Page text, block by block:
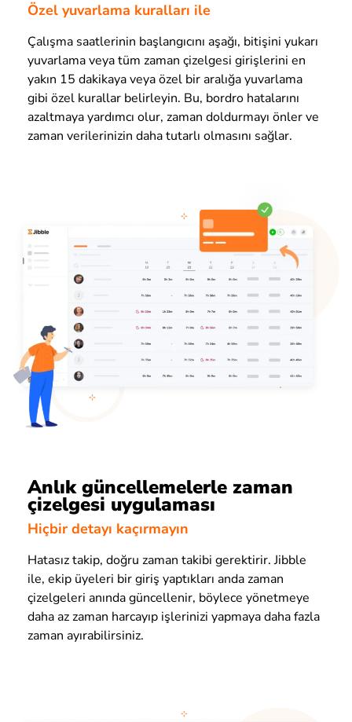
Özel yuvarlama kuralları ile
Çalışma saatlerinin başlangıcını aşağı, bitişini yukarı
yuvarlama veya tüm zaman çizelgesi girişlerini en
yakın 15 dakikaya veya özel bir aralığa yuvarlama
gibi özel kurallar belirleyin. Bu, bordro hatalarını
azaltmaya yardımcı olur, zaman doldurmayı önler ve
zaman verilerinizin daha tutarlı olmasını sağlar.
Anlık güncellemelerle zaman
çizelgesi uygulaması
Hiçbir detayı kaçırmayın
Hatasız takip, doğru zaman takibi gerektirir. Jibble
ile, ekip üyeleri bir giriş yaptıkları anda zaman
çizelgeleri anında güncellenir, böylece yönetmeye
daha az zaman harcayıp işlerinizi yapmaya daha fazla
zaman ayırabilirsiniz.